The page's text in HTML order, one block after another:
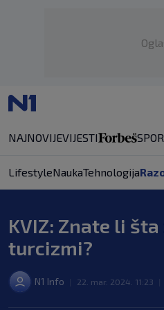
NAJNOVIJEVIJESTI
LifestyleNaukaTehnologija
KVIZ: Znate li
turcizmi?
N1 Info 22. mar. 2024. 11:23